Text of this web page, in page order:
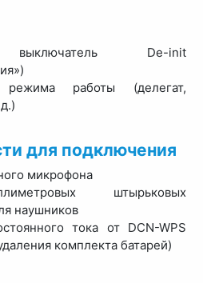
выключатель De-init
режима работы (делегат,
для подключения
микрофона
штырьковых
наушников
тока от DCN-WPS
комплекта батарей)